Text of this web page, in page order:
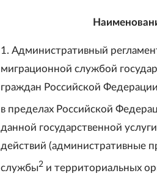
1. Административный
миграционной службой
граждан Российской
в пределах Российской
данной государственной
действий (административные
службы2 и территориальных